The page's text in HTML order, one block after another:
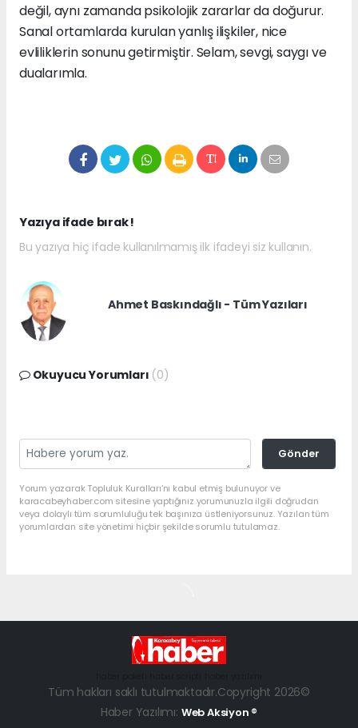
değil, aynı zamanda psikolojik zararlar da doğurur.
Sanal ortamlarda kurulan yanlış ilişkiler, nice
evliliklerin sonunu getirmiştir. Selam, sevgi, saygı ve
dualarımla.
Yazıya ifade bırak !
Bu yazıya hiç ifade kullanılmamış ilk ifadeyi siz kullanın.
Ahmet Baskındağlı - Tüm Yazıları
Okuyucu Yorumları (0)
Gönder
Yorum yazarak Topluluk Kuralları’nı kabul etmiş bulunuyor ve
karacabeyhaber.com sitesine yaptığınız yorumunuzla ilgili doğrudan
veya dolaylı tüm sorumluluğu tek başınıza üstleniyorsunuz. Yazılan tüm
yorumlardan site yönetimi hiçbir şekilde sorumlu tutulamaz.
Tüm hakları saklı tutulmaktadır.Copyright 2026©
Haber Yazılımı: Web Aksiyon ®